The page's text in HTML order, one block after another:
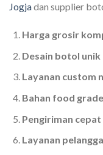
Jogjadan supplier
Harga grosir
Desain botol unik
Layanan custom
Bahan food
Pengiriman
Layanan